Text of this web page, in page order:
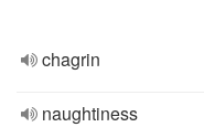
chagrin
naughtiness